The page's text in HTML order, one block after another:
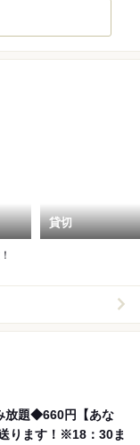
貸切
放題◆660円【あな
ります！※18：30ま